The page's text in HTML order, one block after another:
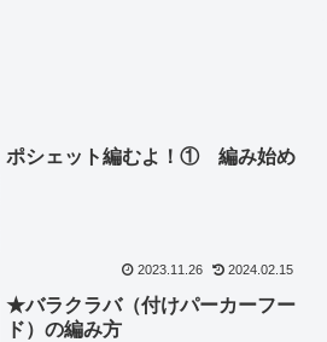
ポシェット編むよ！① 編み始め
2023.11.26 2024.02.15
★バラクラバ（付けパーカーフー
ド）の編み方